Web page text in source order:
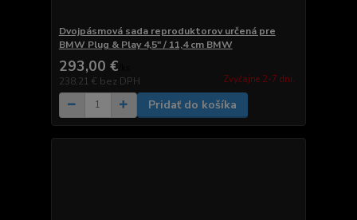
Dvojpásmová sada reproduktorov určená pre
BMW Plug & Play 4,5" / 11,4 cm BMW
293,00 €
238,21 € bez DPH Zvyčajne 2-7 dni.
Pridať do košíka